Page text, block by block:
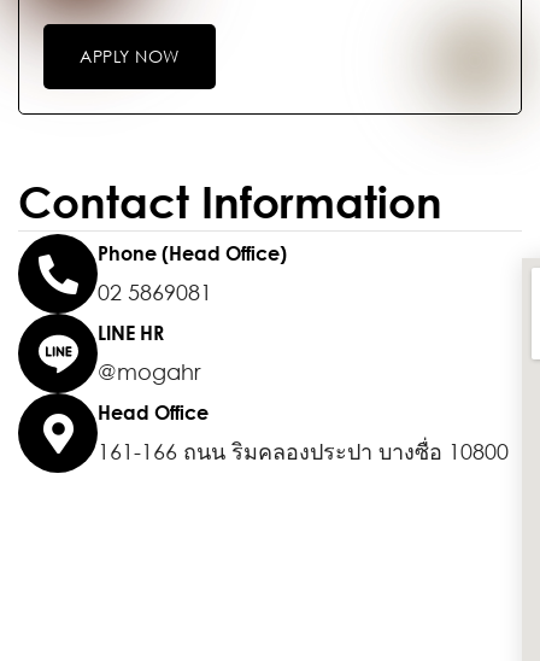
APPLY NOW
Contact Information
Phone (Head Office)
02 5869081
LINE HR
@mogahr
Head Office
161-166 ถนน ริมคลองประปา บางซื่อ 10800